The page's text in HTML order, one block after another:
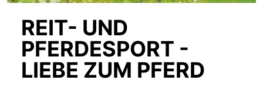
REIT- UND
PFERDESPORT -
LIEBE ZUM PFERD